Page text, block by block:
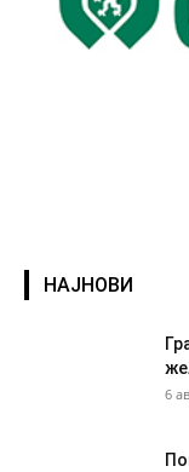
НАЈНОВИ
6